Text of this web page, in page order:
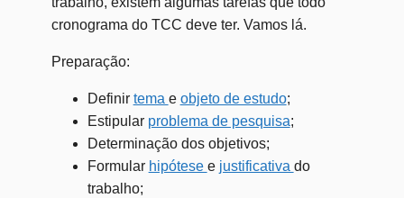
cronograma do TCC deve ter. Vamos lá.
Preparação:
Definir tema e objeto de estudo;
Estipular problema de pesquisa;
Determinação dos objetivos;
Formular hipótese e justificativa do
trabalho;